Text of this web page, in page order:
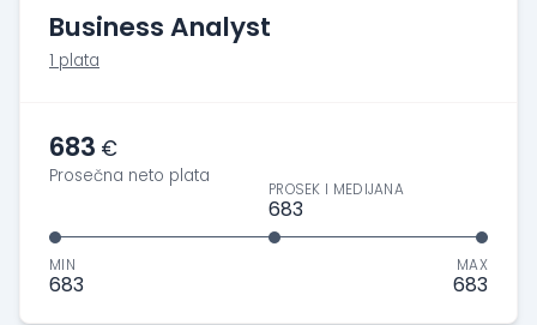
Business Analyst
1 plata
683 €
Prosečna neto plata
MIN
683
PROSEK I MEDIJANA
683
MAX
683